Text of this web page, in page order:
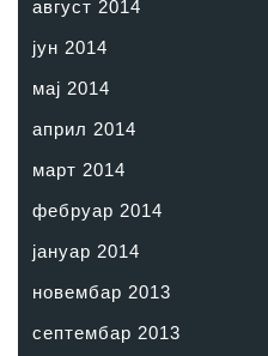
август 2014
јун 2014
мај 2014
април 2014
март 2014
фебруар 2014
јануар 2014
новембар 2013
септембар 2013